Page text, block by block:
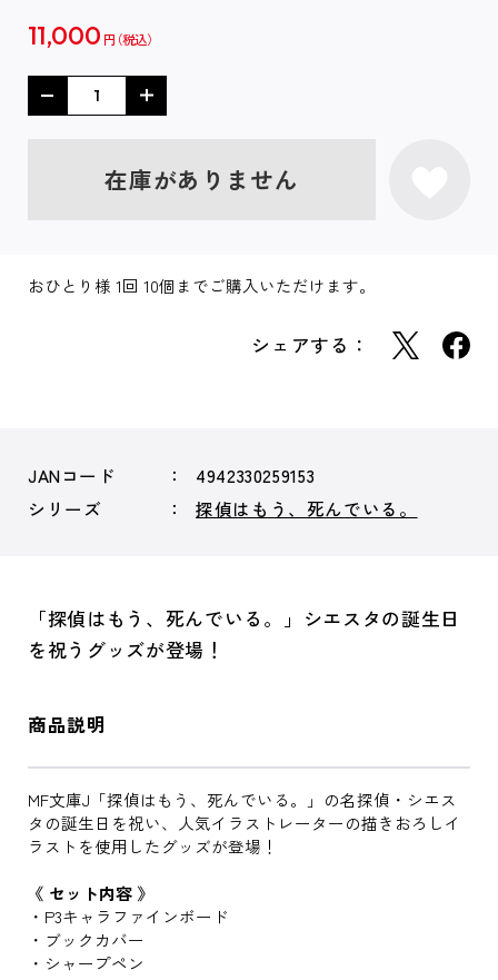
11,000 円
在庫がありません
おひとり様 1回 10個までご購入いただけます。
シェアする：
JANコード
4942330259153
シリーズ
探偵はもう、死んでいる。
「探偵はもう、死んでいる。」シエスタの誕生日
を祝うグッズが登場！
商品説明
MF文庫J「探偵はもう、死んでいる。」の名探偵・シエス
タの誕生日を祝い、人気イラストレーターの描きおろしイ
ラストを使用したグッズが登場！
《 セット内容 》
・P3キャラファインボード
・ブックカバー
・シャープペン